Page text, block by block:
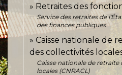
Retraites des
Service des retraites de
des finances publiques
Caisse nationale de
des collectivités
Caisse nationale de
locales (CNRACL)